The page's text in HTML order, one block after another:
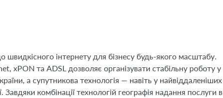
інтернету для бізнесу будь-якого масштабу.
xPON та ADSL дозволяє організувати стабільну роботу у
а супутникова технологія — навіть у найвіддаленіших
Завдяки комбінації технологій географія надання послуги в